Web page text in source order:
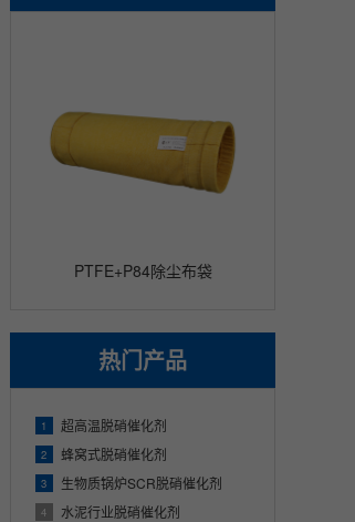
PTFE+P84除尘布袋
热门产品
1 超高温脱硝催化剂
2 蜂窝式脱硝催化剂
3 生物质锅炉SCR脱硝催化剂
4 水泥行业脱硝催化剂